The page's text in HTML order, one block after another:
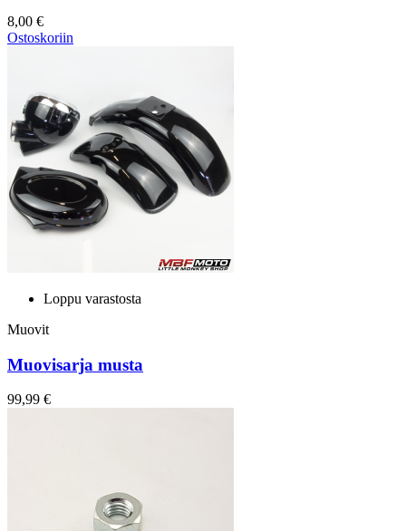
8,00 €
Ostoskoriin
Loppu varastosta
Muovit
Muovisarja musta
99,99 €